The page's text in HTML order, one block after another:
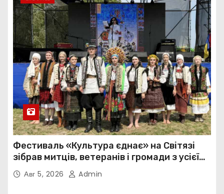
Фестиваль «Культура єднає» на Світязі
зібрав митців, ветеранів і громади з усієї
України
Авг 5, 2026 Admin